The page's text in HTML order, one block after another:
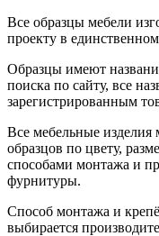
Все образцы мебели
проекту в
Образцы имеют
поиска по сайту, все
зарегистрированным
Все мебельные изделия
образцов по цвету,
способами монтажа и
фурнитуры.
Способ монтажа и
выбирается